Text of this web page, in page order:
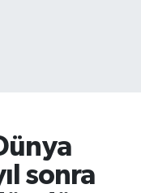
sonra